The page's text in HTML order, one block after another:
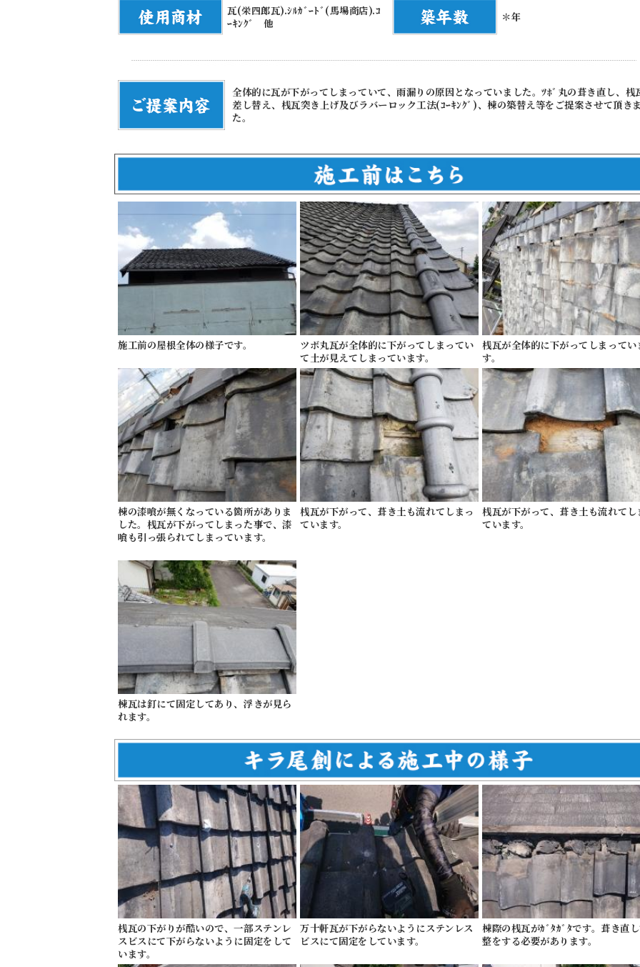
瓦(栄四郎瓦).ｼﾙｶﾞｰﾄﾞ(馬場商店).ｺ
ｰｷﾝｸﾞ 他
＊年
全体的に瓦が下がってしまっていて、雨漏りの原因となっていました。ﾂﾎﾞ丸の葺き直し、桟
差し替え、桟瓦突き上げ及びラバーロック工法(ｺｰｷﾝｸﾞ)、棟の築替え等をご提案させて頂き
た。
施工前の屋根全体の様子です。
ツボ丸瓦が全体的に下がってしまってい
て土が見えてしまっています。
桟瓦が全体的に下がってしまってい
す。
棟の漆喰が無くなっている箇所がありま
した。桟瓦が下がってしまった事で、漆
喰も引っ張られてしまっています。
桟瓦が下がって、葺き土も流れてしまっ
ています。
桟瓦が下がって、葺き土も流れてし
ています。
棟瓦は釘にて固定してあり、浮きが見ら
れます。
桟瓦の下がりが酷いので、一部ステンレ
スビスにて下がらないように固定をして
います。
万十軒瓦が下がらないようにステンレス
ビスにて固定をしています。
棟際の桟瓦がｶﾞﾀｶﾞﾀです。葺き直
整をする必要があります。